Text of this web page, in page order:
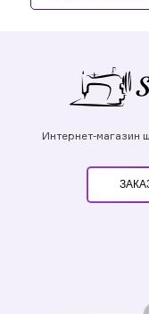
Интернет-магазин